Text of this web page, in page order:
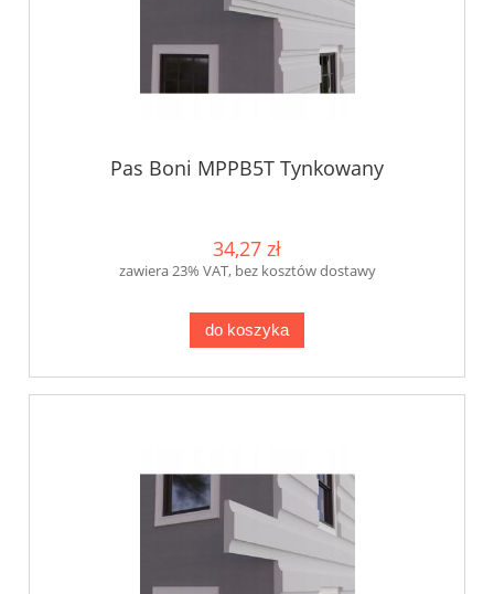
Pas Boni MPPB5T Tynkowany
34,27 zł
zawiera 23% VAT, bez kosztów dostawy
do koszyka